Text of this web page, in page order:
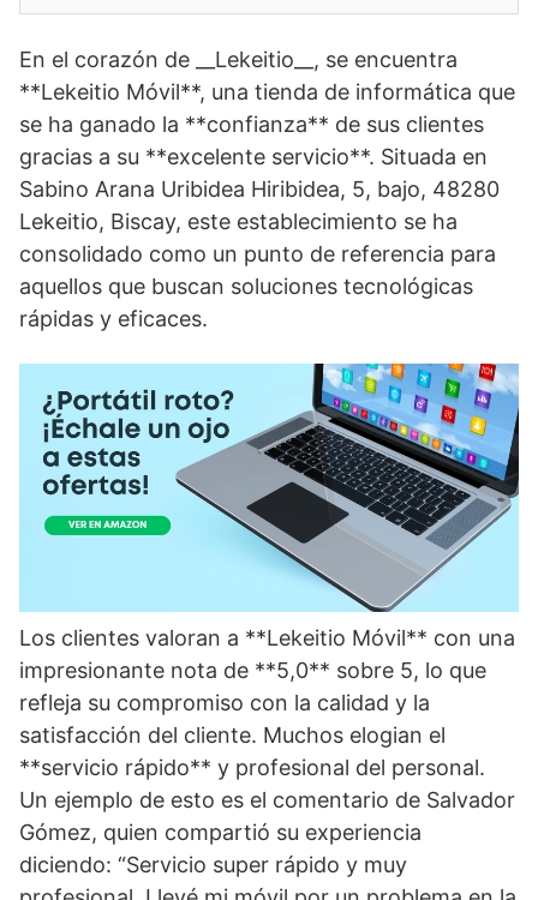
En el corazón de __Lekeitio__, se encuentra
**Lekeitio Móvil**, una tienda de informática que
se ha ganado la **confianza** de sus clientes
gracias a su **excelente servicio**. Situada en
Sabino Arana Uribidea Hiribidea, 5, bajo, 48280
Lekeitio, Biscay, este establecimiento se ha
consolidado como un punto de referencia para
aquellos que buscan soluciones tecnológicas
rápidas y eficaces.
Los clientes valoran a **Lekeitio Móvil** con una
impresionante nota de **5,0** sobre 5, lo que
refleja su compromiso con la calidad y la
satisfacción del cliente. Muchos elogian el
**servicio rápido** y profesional del personal.
Un ejemplo de esto es el comentario de Salvador
Gómez, quien compartió su experiencia
diciendo: “Servicio super rápido y muy